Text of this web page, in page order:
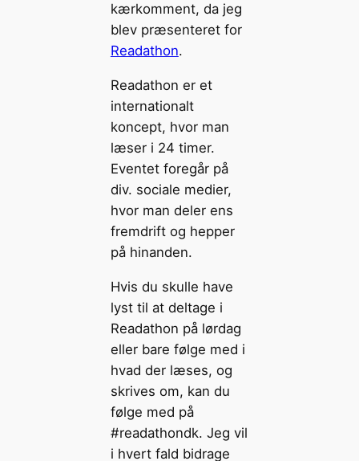
kærkomment, da jeg
blev præsenteret for
Readathon.
Readathon er et
internationalt
koncept, hvor man
læser i 24 timer.
Eventet foregår på
div. sociale medier,
hvor man deler ens
fremdrift og hepper
på hinanden.
Hvis du skulle have
lyst til at deltage i
Readathon på lørdag
eller bare følge med i
hvad der læses, og
skrives om, kan du
følge med på
#readathondk. Jeg vil
i hvert fald bidrage